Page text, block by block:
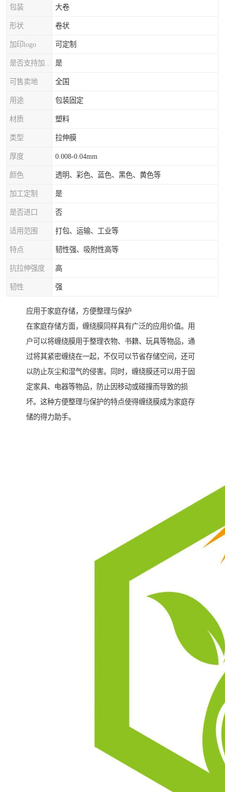
包装 大卷
形状 卷状
加印logo 可定制
是
可售卖地 全国
用途 包装固定
材质 塑料
类型 拉伸膜
厚度 0.008-0.04mm
颜色 透明、彩色、蓝色、黑色、黄色等
加工定制 是
是否进口 否
适用范围 打包、运输、工业等
特点 韧性强、吸附性高等
抗拉伸强度 高
韧性 强
应用于家庭存储，方便整理与保护
在家庭存储方面，缠绕膜同样具有广泛的应用价值。用
户可以将缠绕膜用于整理衣物、书籍、玩具等物品，通
过将其紧密缠绕在一起，不仅可以节省存储空间，还可
以防止灰尘和湿气的侵害。同时，缠绕膜还可以用于固
定家具、电器等物品，防止因移动或碰撞而导致的损
坏。这种方便整理与保护的特点使得缠绕膜成为家庭存
储的得力助手。